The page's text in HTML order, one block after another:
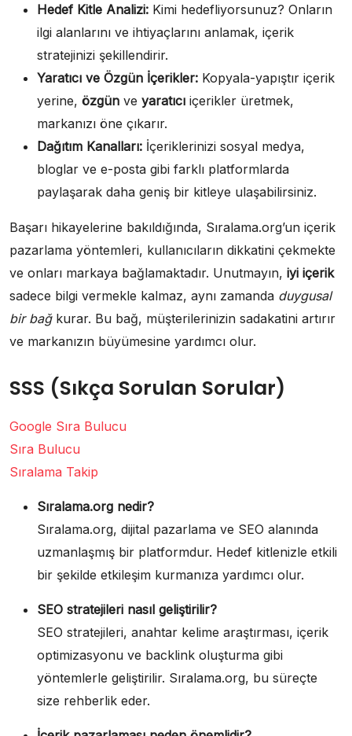
Hedef Kitle Analizi: Kimi hedefliyorsunuz? Onların
ilgi alanlarını ve ihtiyaçlarını anlamak, içerik
stratejinizi şekillendirir.
Yaratıcı ve Özgün İçerikler: Kopyala-yapıştır içerik
yerine, özgün ve yaratıcı içerikler üretmek,
markanızı öne çıkarır.
Dağıtım Kanalları: İçeriklerinizi sosyal medya,
bloglar ve e-posta gibi farklı platformlarda
paylaşarak daha geniş bir kitleye ulaşabilirsiniz.
Başarı hikayelerine bakıldığında, Sıralama.org’un içerik
pazarlama yöntemleri, kullanıcıların dikkatini çekmekte
ve onları markaya bağlamaktadır. Unutmayın, iyi içerik
sadece bilgi vermekle kalmaz, aynı zamanda duygusal
bir bağkurar. Bu bağ, müşterilerinizin sadakatini artırır
ve markanızın büyümesine yardımcı olur.
SSS (Sıkça Sorulan Sorular)
Google Sıra Bulucu
Sıra Bulucu
Sıralama Takip
Sıralama.org nedir?
Sıralama.org, dijital pazarlama ve SEO alanında
uzmanlaşmış bir platformdur. Hedef kitlenizle etkili
bir şekilde etkileşim kurmanıza yardımcı olur.
SEO stratejileri nasıl geliştirilir?
SEO stratejileri, anahtar kelime araştırması, içerik
optimizasyonu ve backlink oluşturma gibi
yöntemlerle geliştirilir. Sıralama.org, bu süreçte
size rehberlik eder.